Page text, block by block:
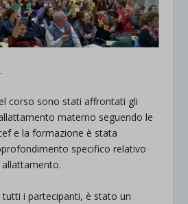
corso sono stati affrontati gli
materno seguendo le
e la formazione è stata
specifico relativo
allattamento.
i partecipanti, è stato un